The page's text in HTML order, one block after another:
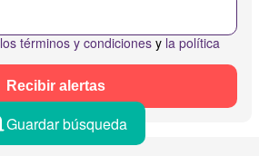
los términos y condiciones y la política
Recibir alertas
Guardar búsqueda